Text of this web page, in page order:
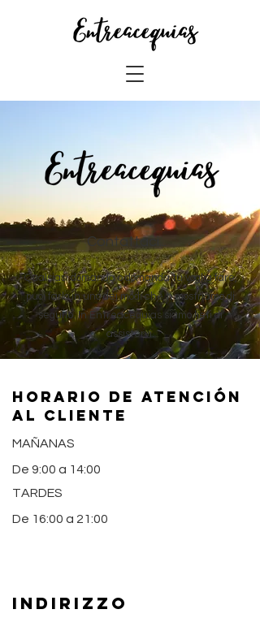
Contattaci...
Qualsiasi domanda o domanda tu voglia fare,
puoi farlo in uno dei modi che ti mostriamo di
seguito. In Entreacequias siamo lieti di
assistervi.
HORARIO DE ATENCIÓN
AL CLIENTE
MAÑANAS
De 9:00 a 14:00
TARDES
De 16:00 a 21:00
INDIRIZZO